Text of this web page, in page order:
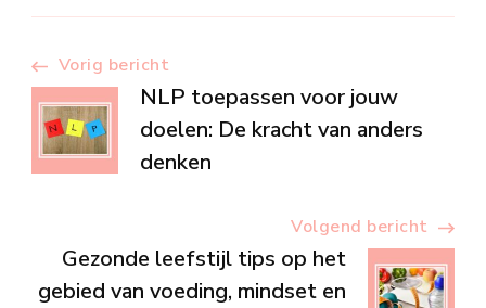
Berichtnavigatie
Vorig bericht
NLP toepassen voor jouw
doelen: De kracht van anders
denken
Volgend bericht
Gezonde leefstijl tips op het
gebied van voeding, mindset en